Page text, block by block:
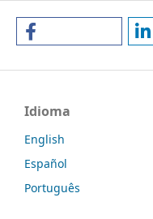
Idioma
English
Español
Português